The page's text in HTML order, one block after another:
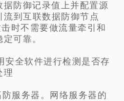
防御记录值上并配置源
到互联数据防御节点
时不需要做流量牵引和
可靠。
安全软件进行检测是否存
理
服务器。网络服务器的